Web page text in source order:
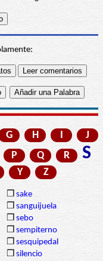
G H I
J
P Q R S
Y Z
❒ sake
❒ sanguijuela
❒ sebo
❒ sempiterno
❒ sesquipedal
❒ silencio